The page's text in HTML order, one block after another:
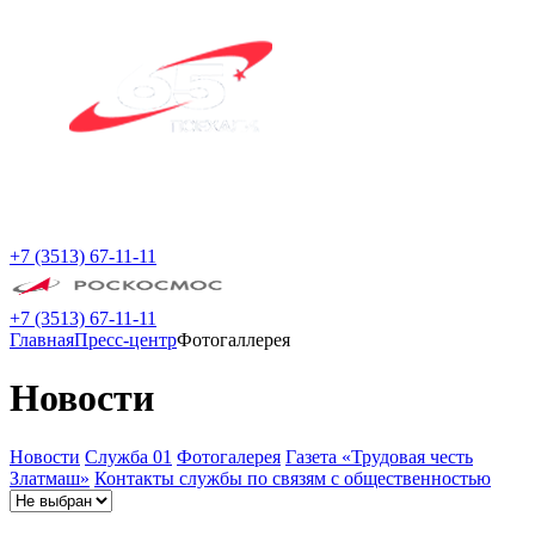
+7 (3513) 67-11-11
+7 (3513) 67-11-11
ГлавнаяПресс-центрФотогаллерея
Новости
Новости Служба 01 Фотогалерея Газета «Трудовая честь
Златмаш» Контакты службы по связям с общественностью